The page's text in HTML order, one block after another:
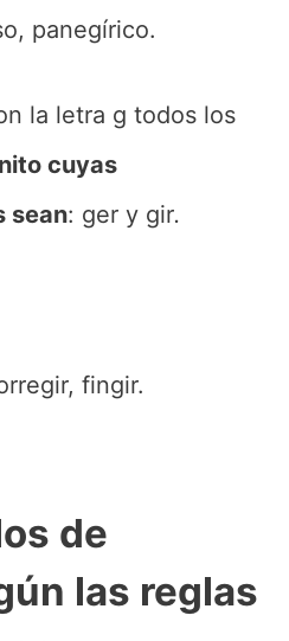
panegírico.
la letra g todos los
cuyas
sean: ger y gir.
fingir.
de
las reglas